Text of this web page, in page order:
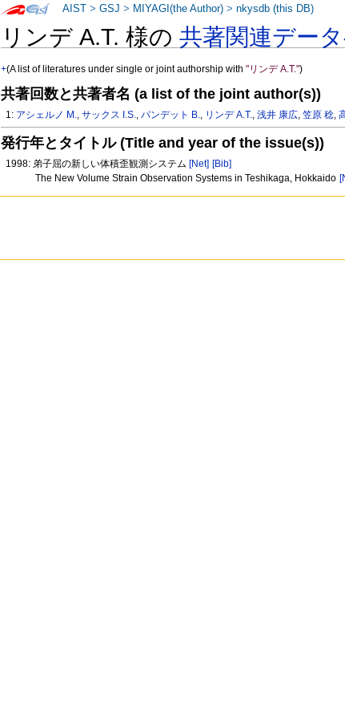
リンデ A.T. 様の共著関連デー
+(A list of literatures under single or joint authorship with"リンデ A.T.")
共著回数と共著者名 (a list of the joint author(s))
1: アシェルノ M.,サックス I.S.,パンデット B., リンデ A.T.,浅井 康広,笠原 稔,
発行年とタイトル (Title and year of the issue(s))
1998: 弟子屈の新しい体積歪観測システム [Net] [Bib]
The New Volume Strain Observation Systems in Teshikaga, Hokkaido
AIST >GSJ > MIYAGI(the Author) >nkysdb (this DB)